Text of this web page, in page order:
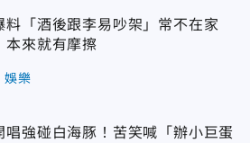
料「酒後跟李易吵架」常不在家
本來就有摩擦
娛樂
唱強碰白海豚！苦笑喊「辦小巨蛋